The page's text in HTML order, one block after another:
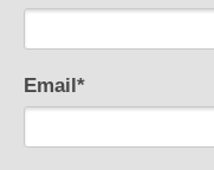
Email*